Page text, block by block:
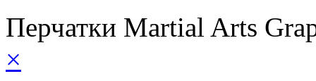
Перчатки Martial Arts
×